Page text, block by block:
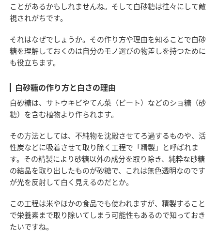
ことがあるかもしれませんね。そして白砂糖は往々にして敵
視されがちです。
それはなぜでしょうか。その作り方や理由を知ることで白砂
糖を理解しておくのは自分のモノ選びの物差しを持つために
も役立ちます。
白砂糖の作り方と白さの理由
白砂糖は、サトウキビやてん菜（ビート）などのショ糖（砂
糖）を含む植物より作られます。
その方法としては、不純物を沈殿させてろ過するものや、活
性炭などに吸着させて取り除く工程で「精製」と呼ばれま
す。その精製により砂糖以外の成分を取り除き、純粋な砂糖
の結晶を取り出したものが砂糖で、これは無色透明なのです
が光を反射して白く見えるのだとか。
この工程は米やほかの食品でも使われますが、精製すること
で栄養素まで取り除いてしまう可能性もあるので知っておき
たいですね。